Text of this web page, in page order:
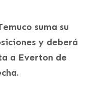
suma su
y deberá
a Everton de